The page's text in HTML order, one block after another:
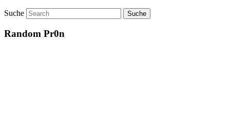
Suche
Random Pr0n